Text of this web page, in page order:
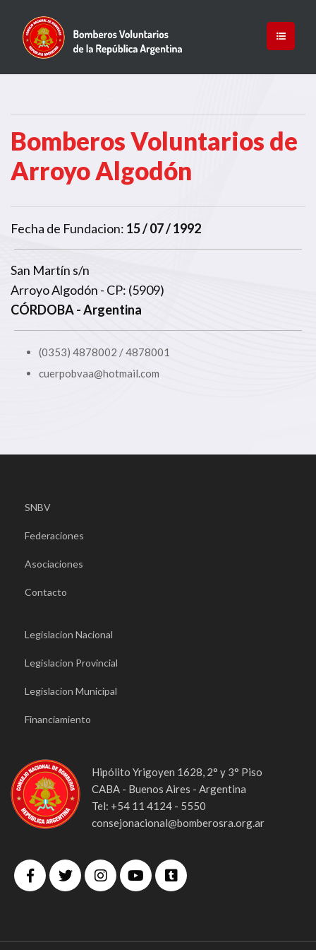
Bomberos Voluntarios de
Arroyo Algodón
Fecha de Fundacion: 15 / 07 / 1992
San Martín s/n
Arroyo Algodón - CP: (5909)
CÓRDOBA- Argentina
(0353) 4878002 / 4878001
cuerpobvaa@hotmail.com
SNBV
Federaciones
Asociaciones
Contacto
Legislacion Nacional
Legislacion Provincial
Legislacion Municipal
Financiamiento
Hipólito Yrigoyen 1628, 2° y 3° Piso
CABA - Buenos Aires - Argentina
Tel: +54 11 4124 - 5550
consejonacional@bomberosra.org.ar